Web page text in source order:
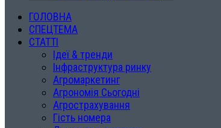
ГОЛОВНА
СПЕЦТЕМА
СТАТТІ
Ідеї & тренди
Інфраструктура ринку
Агромаркетинг
Агрономія Сьогодні
Агрострахування
Гість номера